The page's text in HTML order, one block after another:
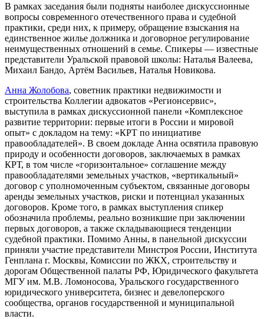
В рамках заседания были подняты наиболее дискуссионные
вопросы современного отечественного права и судебной
практики, среди них, к примеру, обращение взыскания на
единственное жилье должника и договорное регулирование
неимущественных отношений в семье. Спикеры — известные
представители Уральской правовой школы: Наталья Валеева,
Михаил Бандо, Артём Васильев, Наталья Новикова.
Анна Жолобова, советник практики недвижимости и
строительства Коллегии адвокатов «Регионсервис»,
выступила в рамках дискуссионной панели «Комплексное
развитие территории: первые итоги в России и мировой
опыт» с докладом на тему: «КРТ по инициативе
правообладателей». В своем докладе Анна освятила правовую
природу и особенности договоров, заключаемых в рамках
КРТ, в том числе «горизонтальное» соглашение между
правообладателями земельных участков, «вертикальный»
договор с уполномоченным субъектом, связанные договоры
аренды земельных участков, риски и потенциал указанных
договоров. Кроме того, в рамках выступления спикер
обозначила проблемы, реально возникшие при заключении
первых договоров, а также складывающиеся тенденции
судебной практики. Помимо Анны, в панельной дискуссии
приняли участие представители Минстроя России, Института
Генплана г. Москвы, Комиссии по ЖКХ, строительству и
дорогам Общественной палаты РФ, Юридического факультета
МГУ им. М.В. Ломоносова, Уральского государственного
юридического университета, бизнес и девелоперского
сообщества, органов государственной и муниципальной
власти.